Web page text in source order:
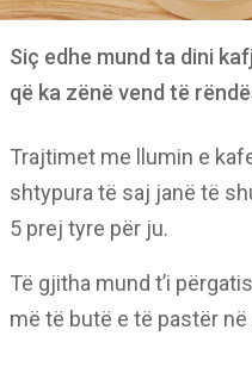
Siç edhe mund ta dini
që ka zënë vend të
Trajtimet me llumin e
shtypura të saj janë të
5 prej tyre për ju.
Të gjitha mund t’i
më të butë e të pastër në